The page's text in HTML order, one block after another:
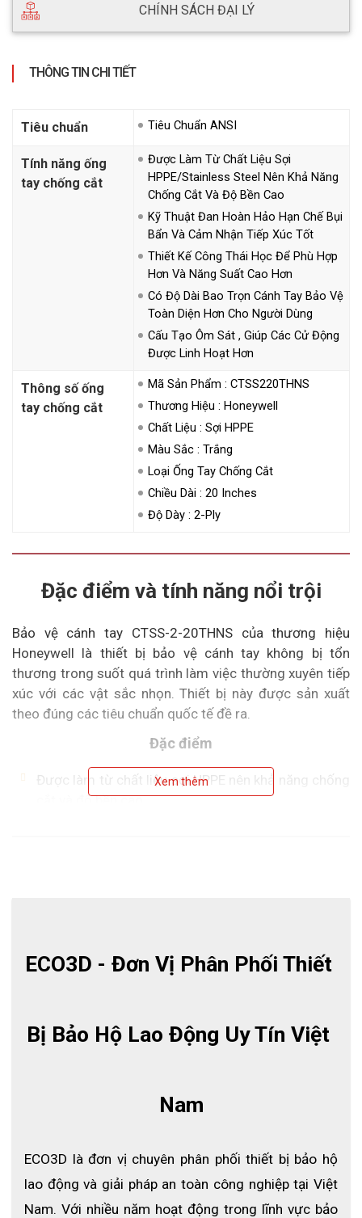
CHÍNH SÁCH ĐẠI LÝ
THÔNG TIN CHI TIẾT
Tiêu chuẩn Tiêu Chuẩn ANSI
Tính năng ống
tay chống cắt
Được Làm Từ Chất Liệu Sợi
HPPE/stainless Steel Nên Khả Năng
Chống Cắt Và Độ Bền Cao
Kỹ Thuật Đan Hoàn Hảo Hạn Chế Bụi
Bẩn Và Cảm Nhận Tiếp Xúc Tốt
Thiết Kế Công Thái Học Để Phù Hợp
Hơn Và Năng Suất Cao Hơn
Có Độ Dài Bao Trọn Cánh Tay Bảo Vệ
Toàn Diện Hơn Cho Người Dùng
Cấu Tạo Ôm Sát , Giúp Các Cử Động
Được Linh Hoạt Hơn
Thông số ống
tay chống cắt
Mã Sản Phẩm : CTSS220THNS
Thương Hiệu : Honeywell
Chất Liệu : Sợi HPPE
Màu Sắc : Trắng
Loại Ống Tay Chống Cắt
Chiều Dài : 20 Inches
Độ Dày : 2-Ply
Đặc điểm và tính năng nổi trội
Bảo vệ cánh tay CTSS-2-20THNS của thương hiệu
Honeywell là thiết bị bảo vệ cánh tay không bị tổn
thương trong suốt quá trình làm việc thường xuyên tiếp
xúc với các vật sắc nhọn. Thiết bị này được sản xuất
theo đúng các tiêu chuẩn quốc tế đề ra.
Đặc điểm
Được làm từ chất liệu sợi HPPE nên khả năng chống
cắt và độ bền cao
cho người dùng
quanh
Xem thêm
ECO3D - Đơn Vị Phân Phối Thiết
Bị Bảo Hộ Lao Động Uy Tín Việt
Nam
ECO3D là đơn vị chuyên phân phối thiết bị bảo hộ
lao động và giải pháp an toàn công nghiệp tại Việt
Nam. Với nhiều năm hoạt động trong lĩnh vực bảo